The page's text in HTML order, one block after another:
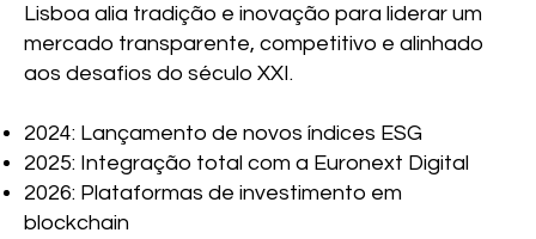
Lisboa alia tradição e inovação para liderar um
mercado transparente, competitivo e alinhado
aos desafios do século XXI.
2024: Lançamento de novos índices ESG
2025: Integração total com a Euronext Digital
2026: Plataformas de investimento em
blockchain